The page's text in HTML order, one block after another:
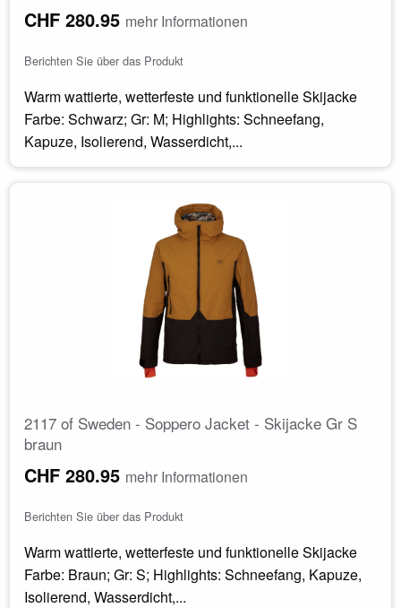
CHF 280.95 mehr Informationen
Berichten Sie über das Produkt
Warm wattierte, wetterfeste und funktionelle Skijacke
Farbe: Schwarz; Gr: M; Highlights: Schneefang,
Kapuze, Isolierend, Wasserdicht,...
2117 of Sweden - Soppero Jacket - Skijacke Gr S
braun
CHF 280.95 mehr Informationen
Berichten Sie über das Produkt
Warm wattierte, wetterfeste und funktionelle Skijacke
Farbe: Braun; Gr: S; Highlights: Schneefang, Kapuze,
Isolierend, Wasserdicht,...